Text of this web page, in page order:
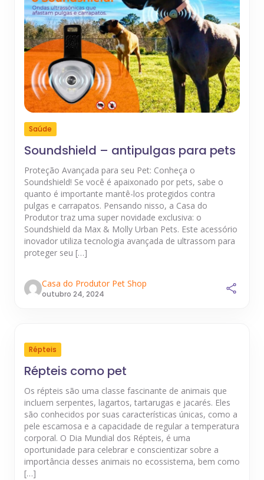
Saúde
Soundshield – antipulgas para pets
Proteção Avançada para seu Pet: Conheça o
Soundshield! Se você é apaixonado por pets, sabe o
quanto é importante mantê-los protegidos contra
pulgas e carrapatos. Pensando nisso, a Casa do
Produtor traz uma super novidade exclusiva: o
Soundshield da Max & Molly Urban Pets. Este acessório
inovador utiliza tecnologia avançada de ultrassom para
proteger seu […]
Casa do Produtor Pet Shop
outubro 24, 2024
Répteis
Répteis como pet
Os répteis são uma classe fascinante de animais que
incluem serpentes, lagartos, tartarugas e jacarés. Eles
são conhecidos por suas características únicas, como a
pele escamosa e a capacidade de regular a temperatura
corporal. O Dia Mundial dos Répteis, é uma
oportunidade para celebrar e conscientizar sobre a
importância desses animais no ecossistema, bem como
[…]